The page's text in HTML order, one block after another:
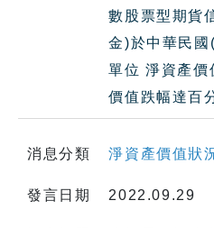
數股票型期貨
金)於中華民
單位 淨資產價
價值跌幅達百
消息分類 淨資產價值狀
發言日期 2022.09.29